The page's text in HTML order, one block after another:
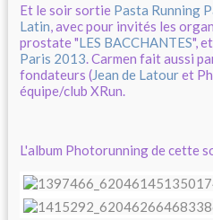
Et le soir sortie Pasta Running
Latin, avec pour invités les
prostate "LES BACCHANTES", et
Paris 2013. Carmen fait aussi
fondateurs (Jean de Latouret
équipe/club XRun.
L'album Photorunning de cette